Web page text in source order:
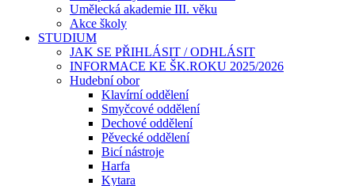
Umělecká akademie III. věku
Akce školy
STUDIUM
JAK SE PŘIHLÁSIT / ODHLÁSIT
INFORMACE KE ŠK.ROKU 2025/2026
Hudební obor
Klavírní oddělení
Smyčcové oddělení
Dechové oddělení
Pěvecké oddělení
Bicí nástroje
Harfa
Kytara